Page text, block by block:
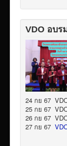
VDO อบร
24 กย 67
25 กย 67
26 กย 67
27 กย 67